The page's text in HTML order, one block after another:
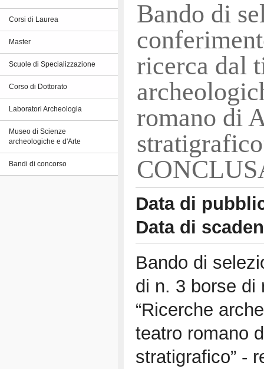
Corsi di Laurea
Master
Scuole di Specializzazione
Corso di Dottorato
Laboratori Archeologia
Museo di Scienze
archeologiche e d'Arte
Bandi di concorso
Bando di
ricerca dal
romano di
Data di
Data di
Bando di
di n. 3 borse di
“Ricerche
teatro romano
stratigrafico” -